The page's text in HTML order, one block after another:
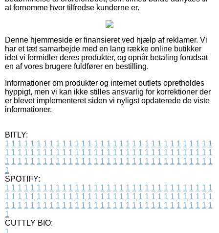
at fornemme hvor tilfredse kunderne er.
Denne hjemmeside er finansieret ved hjælp af reklamer. Vi
har et tæt samarbejde med en lang række online butikker
idet vi formidler deres produkter, og opnår betaling forudsat
en af vores brugere fuldfører en bestilling.
Informationer om produkter og internet outlets opretholdes
hyppigt, men vi kan ikke stilles ansvarlig for korrektioner der
er blevet implementeret siden vi nyligst opdaterede de viste
informationer.
BITLY:
1 1 1 1 1 1 1 1 1 1 1 1 1 1 1 1 1 1 1 1 1 1 1 1 1 1 1 1 1 1 1 1 1
1 1 1 1 1 1 1 1 1 1 1 1 1 1 1 1 1 1 1 1 1 1 1 1 1 1 1 1 1 1 1 1 1
1 1 1 1 1 1 1 1 1 1 1 1 1 1 1 1 1 1 1 1 1 1 1 1 1 1 1 1 1 1 1 1 1
1
SPOTIFY:
1 1 1 1 1 1 1 1 1 1 1 1 1 1 1 1 1 1 1 1 1 1 1 1 1 1 1 1 1 1 1 1 1
1 1 1 1 1 1 1 1 1 1 1 1 1 1 1 1 1 1 1 1 1 1 1 1 1 1 1 1 1 1 1 1 1
1 1 1 1 1 1 1 1 1 1 1 1 1 1 1 1 1 1 1 1 1 1 1 1 1 1 1 1 1 1 1 1 1
1
CUTTLY BIO: